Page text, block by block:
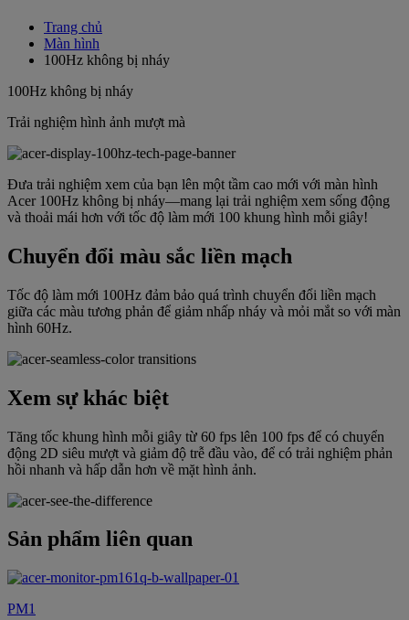
Trang chủ
Màn hình
100Hz không bị nháy
100Hz không bị nháy
Trải nghiệm hình ảnh mượt mà
Đưa trải nghiệm xem của bạn lên một tầm cao mới với màn hình
Acer 100Hz không bị nháy—mang lại trải nghiệm xem sống động
và thoải mái hơn với tốc độ làm mới 100 khung hình mỗi giây!
Chuyển đổi màu sắc liền mạch
Tốc độ làm mới 100Hz đảm bảo quá trình chuyển đổi liền mạch
giữa các màu tương phản để giảm nhấp nháy và mỏi mắt so với màn
hình 60Hz.
Xem sự khác biệt
Tăng tốc khung hình mỗi giây từ 60 fps lên 100 fps để có chuyển
động 2D siêu mượt và giảm độ trễ đầu vào, để có trải nghiệm phản
hồi nhanh và hấp dẫn hơn về mặt hình ảnh.
Sản phẩm liên quan
PM1